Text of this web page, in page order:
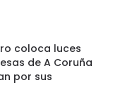
coloca luces
de A Coruña
por sus